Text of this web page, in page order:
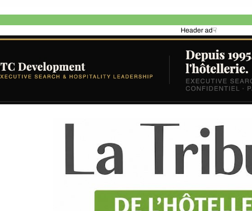
Header ad☟